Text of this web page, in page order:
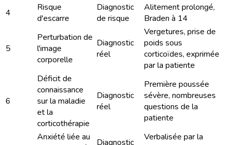
4
Risque
d'escarre
Diagnostic
de risque
Alitement prolongé,
Braden à 14
5
Perturbation de
l'image
corporelle
Diagnostic
réel
Vergetures, prise de
poids sous
corticoïdes, exprimée
par la patiente
6
Déficit de
connaissance
sur la maladie
et la
corticothérapie
Diagnostic
réel
Première poussée
sévère, nombreuses
questions de la
patiente
Anxiété liée au
Diagnostic
Verbalisée par la